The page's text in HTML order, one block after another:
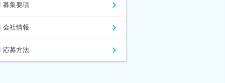
募集要項
会社情報
応募方法